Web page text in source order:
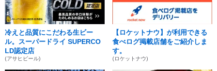
冷えと品質にこだわる生ビー
ル。スーパードライ SUPERCO
LD認定店
(アサヒビール)
【ロケットナウ】が利用できる
食べログ掲載店舗をご紹介しま
す。
(ロケットナウ)